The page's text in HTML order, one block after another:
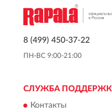
8 (499) 450-37-22
ПН-ВС 9:00-21:00
СЛУЖБА
Контакты